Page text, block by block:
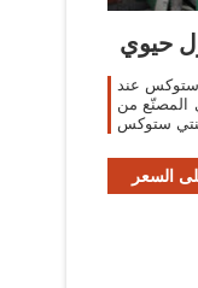
حيوي
من 2.5 إلى 3.2 سنتي ستوكس عند
المصنّع من
السعر